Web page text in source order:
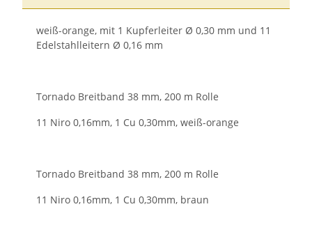
weiß-orange, mit 1 Kupferleiter Ø 0,30 mm und 11
Edelstahlleitern Ø 0,16 mm
Tornado Breitband 38 mm, 200 m Rolle
11 Niro 0,16mm, 1 Cu 0,30mm, weiß-orange
Tornado Breitband 38 mm, 200 m Rolle
11 Niro 0,16mm, 1 Cu 0,30mm, braun